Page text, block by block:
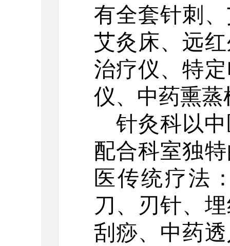
有全套针刺
艾灸床、远
治疗仪、特
仪、中药熏
针灸科以
配合科室独
医传统疗法
刀、刃针、
刮痧、中药